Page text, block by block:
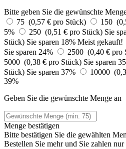
Bitte geben Sie die gewünschte
75 (0,57 € pro Stück)
150
5%
250 (0,51 € pro Stück) Sie
Stück) Sie sparen 18% Meist gekauft!
Sie sparen 24%
2500 (0,40 € pro
5000 (0,38 € pro Stück) Sie sparen
Stück) Sie sparen 37% 10000
39%
Geben Sie die gewünschte Menge an
Menge bestätigen
Bitte bestätigen Sie die gewählten
Bestellen Sie mehr und Sie zahlen nur